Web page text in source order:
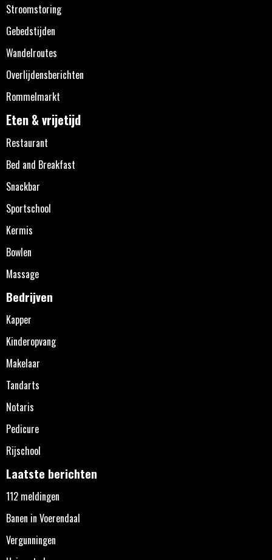
Stroomstoring
Gebedstijden
Wandelroutes
Overlijdensberichten
Rommelmarkt
Eten & vrijetijd
Restaurant
Bed and Breakfast
Snackbar
Sportschool
Kermis
Bowlen
Massage
Bedrijven
Kapper
Kinderopvang
Makelaar
Tandarts
Notaris
Pedicure
Rijschool
Laatste berichten
112 meldingen
Banen in Voerendaal
Vergunningen